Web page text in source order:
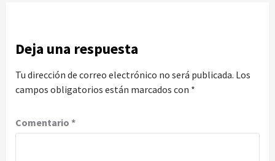
Deja una respuesta
Tu dirección de correo electrónico no será publicada. Los
campos obligatorios están marcados con *
Comentario *